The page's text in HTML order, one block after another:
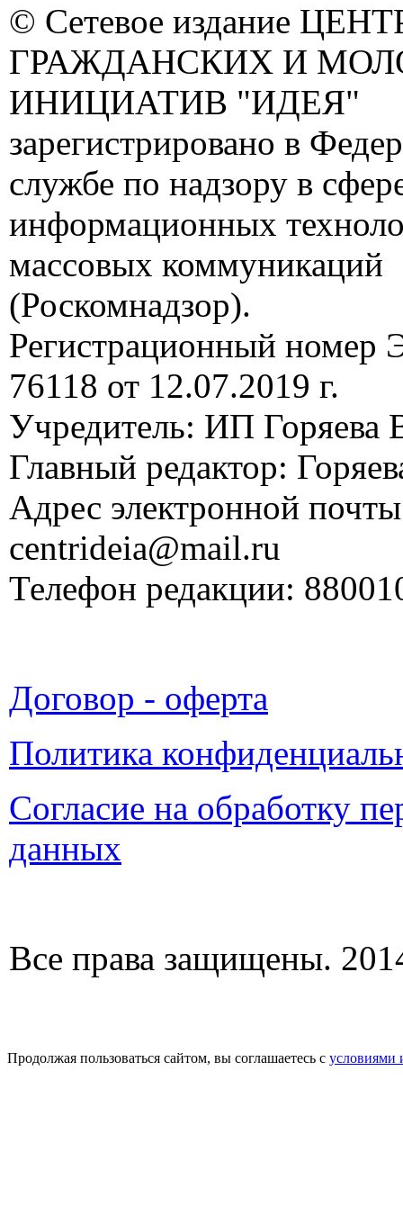
© Сетевое издание
ГРАЖДАНСКИХ И
ИНИЦИАТИВ "ИДЕЯ"
зарегистрировано в
службе по надзору в
информационных
массовых коммуникаций
(Роскомнадзор).
Регистрационный
76118 от 12.07.2019 г.
Учредитель: ИП Горяева
Главный редактор:
Адрес электронной
centrideia@mail.ru
Телефон редакции:
Договор - оферта
Политика
Согласие на обработку
данных
Все права защищены.
Продолжая пользоваться сайтом, вы соглашаетесь с условиями